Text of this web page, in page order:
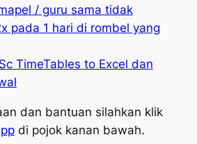
/ guru sama tidak
pada 1 hari di rombel yang
TimeTables to Excel dan
dan bantuan silahkan klik
di pojok kanan bawah.